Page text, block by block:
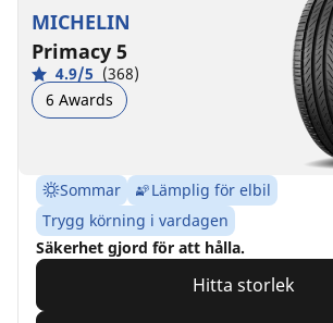
MICHELIN
Primacy 5
4.9/5 (368)
6 Awards
Sommar
Lämplig för elbil
Trygg körning i vardagen
Säkerhet gjord för att hålla.
Hitta storlek